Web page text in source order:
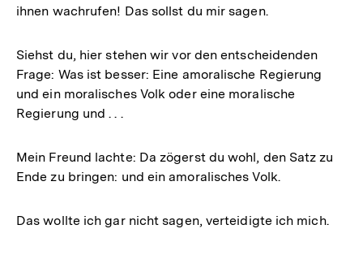
ihnen wachrufen! Das sollst du mir sagen.
Siehst du, hier stehen wir vor den entscheidenden
Frage: Was ist besser: Eine amoralische Regierung
und ein moralisches Volk oder eine moralische
Regierung und . . .
Mein Freund lachte: Da zögerst du wohl, den Satz zu
Ende zu bringen: und ein amoralisches Volk.
Das wollte ich gar nicht sagen, verteidigte ich mich.